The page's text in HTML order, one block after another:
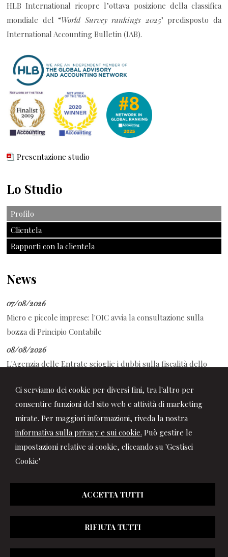
Ci serviamo dei cookie per diversi fini, tra l'altro per
consentire funzioni del sito web e attività di marketing
mirate. Per maggiori informazioni, riveda la nostra
informativa sulla privacy e sui cookie. Può gestire le
impostazioni relative ai cookie, cliccando su 'Gestisci
Cookie'
ACCETTA TUTTI
RIFIUTA TUTTI
HLB International ricopre l’ottava posizione della classifica
mondiale del “World Survey rankings 2025" predisposto da
International Accounting Bulletin (IAB).
Presentazione studio
Lo Studio
Profilo
Clientela
Rapporti con la clientela
News
07/08/2026
Micro e piccole imprese: l'OIC avvia la consultazione sulla
bozza di Principio Contabile
08/08/2026
L'Agenzia delle Entrate scioglie i dubbi sulla fiscalità dello
08/08/2026
Decreto PA: tutte le novità in Gazzetta Ufficiale